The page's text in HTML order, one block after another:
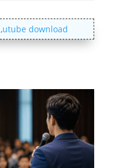
,utube download